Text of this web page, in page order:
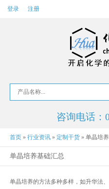
登录 注册
咨询电话：
首页 » 行业资讯 » 定制干货 » 单晶培
单晶培养基础汇总
单晶培养的方法多种多样，如升华法